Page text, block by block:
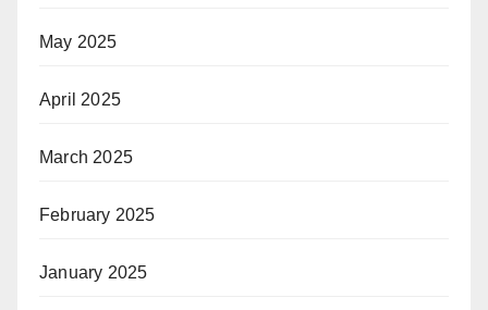
May 2025
April 2025
March 2025
February 2025
January 2025